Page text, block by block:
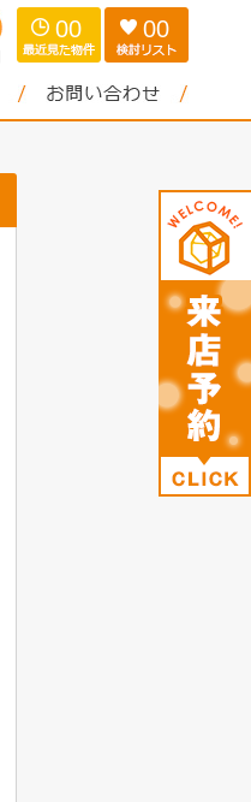
00 00